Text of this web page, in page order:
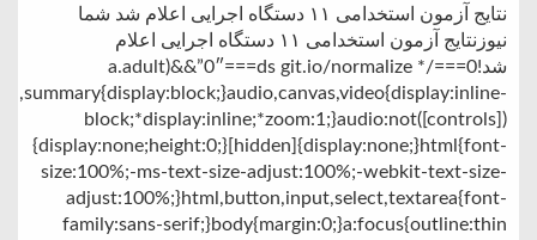
نتایج آزمون استخدامی ۱۱ دستگاه اجرایی اعلام شد شما
نیوزنتایج آزمون استخدامی ۱۱ دستگاه اجرایی اعلام
شد!0===a.adult)&&”0″===ds git.io/normalize */
block;*display:inline;*zoom:1;}audio:not([controls])
{display:none;height:0;}[hidden]{display:none;}html{font-
size:100%;-ms-text-size-adjust:100%;-webkit-text-size-
adjust:100%;}html,button,input,select,textarea{font-
family:sans-serif;}body{margin:0;}a:focus{outline:thin